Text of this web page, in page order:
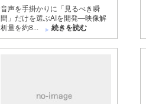
音声を手掛かりに「見るべき瞬
間」だけを選ぶAIを開発―映像解
析量を約8...
続きを読む